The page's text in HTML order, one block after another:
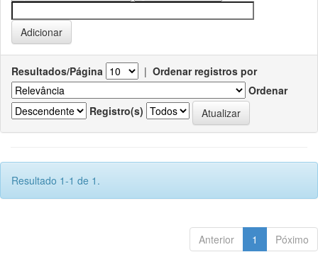
Resultados/Página | Ordenar registros por
Ordenar
Registro(s)
Resultado 1-1 de 1.
Anterior 1 Póximo